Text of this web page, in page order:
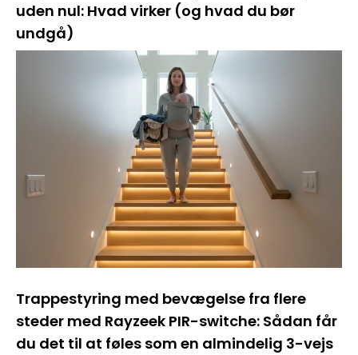
uden nul: Hvad virker (og hvad du bør
undgå)
Trappestyring med bevægelse fra flere
steder med Rayzeek PIR-switche: Sådan får
du det til at føles som en almindelig 3-vejs